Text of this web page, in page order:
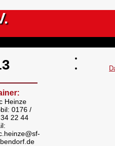
Heinze
0176 /
22 44